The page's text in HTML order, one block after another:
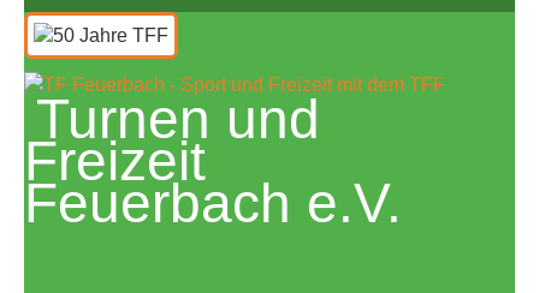
Turnen und
Freizeit
Feuerbach e.V.